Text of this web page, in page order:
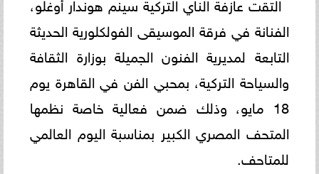
الفنانة في فرقة الموسيقى الفولكلورية الحديثة
التابعة لمديرية الفنون الجميلة بوزارة الثقافة
والسياحة التركية، بمحبي الفن في القاهرة يوم
18 مايو، وذلك ضمن فعالية خاصة نظمها
المتحف المصري الكبير بمناسبة اليوم العالمي
للمتاحف.